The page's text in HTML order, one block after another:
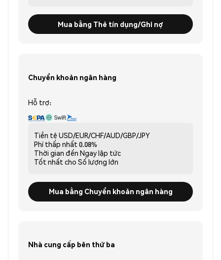
Mua bằng Thẻ tín dụng/Ghi nợ
Chuyển khoản ngân hàng
Hỗ trợ:
Tiền tệ USD/EUR/CHF/AUD/GBP/JPY
Phí thấp nhất 0.08%
Thời gian đến Ngay lập tức
Tốt nhất cho Số lượng lớn
Mua bằng Chuyển khoản ngân hàng
Nhà cung cấp bên thứ ba